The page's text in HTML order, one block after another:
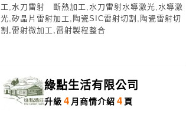
工,水刀雷射 斷熱加工,水刀雷射水導激光,水導激
光,矽晶片雷射加工,陶瓷SIC雷射切割,陶瓷雷射切
割,雷射微加工,雷射製程整合
綠點生活有限公司
升級 4 月商情介紹 4 頁